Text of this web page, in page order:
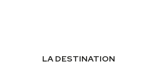
LA DESTINATION